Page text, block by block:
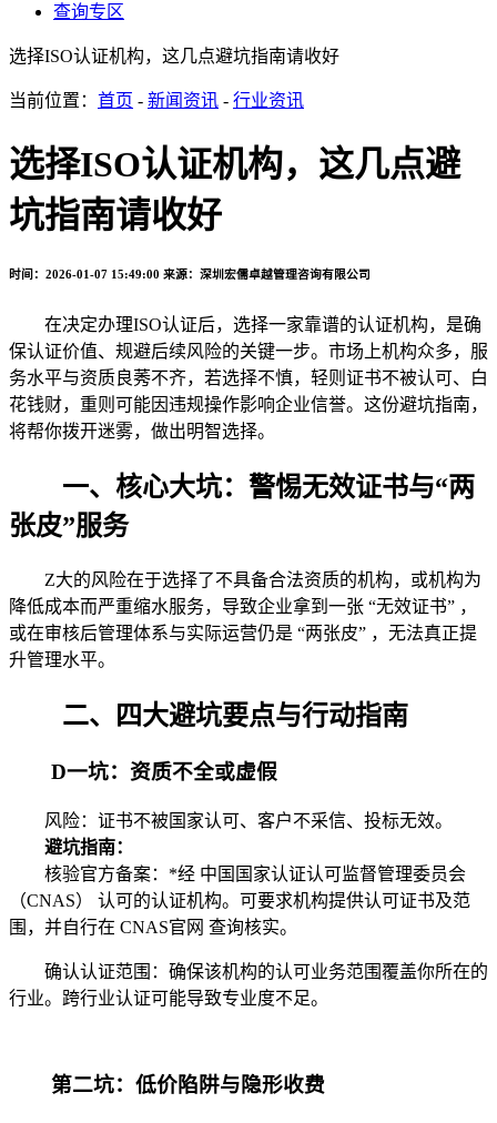
查询专区
选择ISO认证机构，这几点避坑指南请收好
当前位置： 首页 - 新闻资讯 - 行业资讯
选择ISO认证机构，这几点避
坑指南请收好
时间：2026-01-07 15:49:00 来源：深圳宏儒卓越管理咨询有限公司
在决定办理ISO认证后，选择一家靠谱的认证机构，是确
保认证价值、规避后续风险的关键一步。市场上机构众多，服
务水平与资质良莠不齐，若选择不慎，轻则证书不被认可、白
花钱财，重则可能因违规操作影响企业信誉。这份避坑指南，
将帮你拨开迷雾，做出明智选择。
一、核心大坑：警惕无效证书与“两
张皮”服务
Z大的风险在于选择了不具备合法资质的机构，或机构为
降低成本而严重缩水服务，导致企业拿到一张 “无效证书” ，
或在审核后管理体系与实际运营仍是 “两张皮” ，无法真正提
升管理水平。
二、四大避坑要点与行动指南
D一坑：资质不全或虚假
风险：证书不被国家认可、客户不采信、投标无效。
避坑指南：
核验官方备案：*经 中国国家认证认可监督管理委员会
（CNAS） 认可的认证机构。可要求机构提供认可证书及范
围，并自行在 CNAS官网 查询核实。
确认认证范围：确保该机构的认可业务范围覆盖你所在的
行业。跨行业认证可能导致专业度不足。
第二坑：低价陷阱与隐形收费